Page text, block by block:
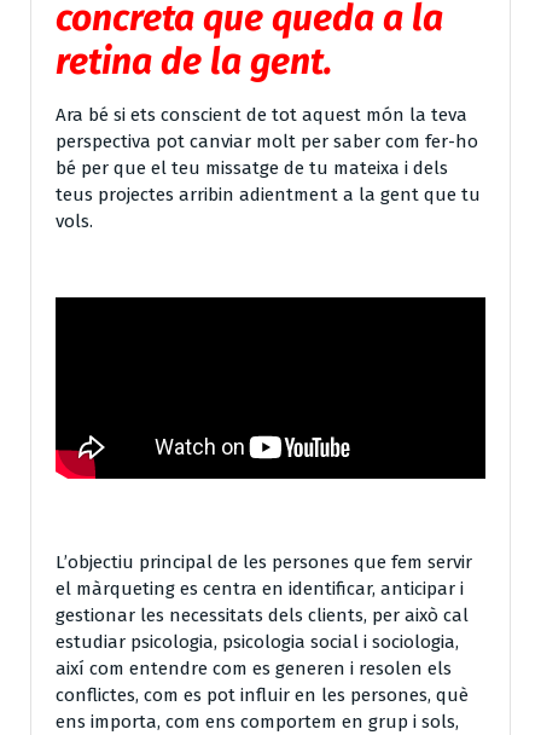
concreta que queda a la
retina de la gent.
Ara bé si ets conscient de tot aquest món la teva
perspectiva pot canviar molt per saber com fer-ho
bé per que el teu missatge de tu mateixa i dels
teus projectes arribin adientment a la gent que tu
vols.
L’objectiu principal de les persones que fem servir
el màrqueting es centra en identificar, anticipar i
gestionar les necessitats dels clients, per això cal
estudiar psicologia, psicologia social i sociologia,
així com entendre com es generen i resolen els
conflictes, com es pot influir en les persones, què
ens importa, com ens comportem en grup i sols,